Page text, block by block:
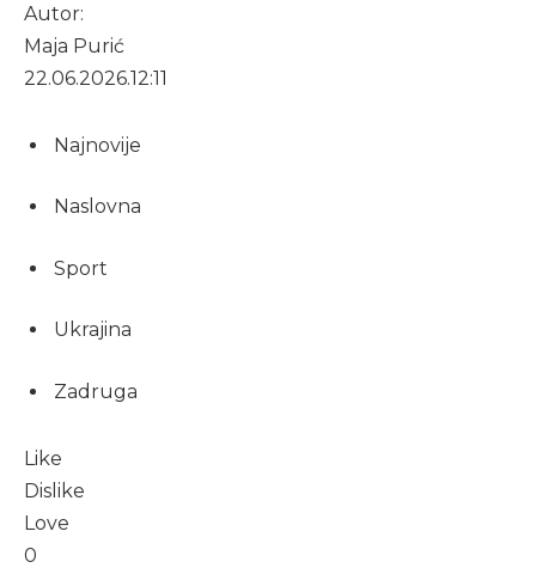
Autor:
Maja Purić
22.06.2026.12:11
Najnovije
Naslovna
Sport
Ukrajina
Zadruga
Like
Dislike
Love
0